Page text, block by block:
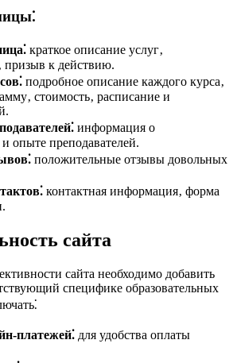
краткое описание услуг‚
призыв к действию.
подробное описание каждого курса‚
стоимость‚ расписание и
информация о
опыте преподавателей.
положительные отзывы довольных
контактная информация‚ форма
сайта
сайта необходимо добавить
специфике образовательных
платежей⁚ для удобства оплаты